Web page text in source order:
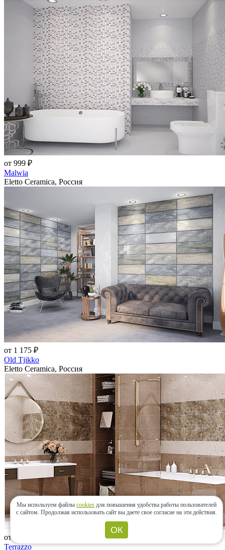
от 999 ₽
Malwia
Eletto Ceramica, Россия
от 1 175 ₽
Old Tjikko
Eletto Ceramica, Россия
от 1 538 ₽
Terrazzo
Мы используем файлы cookies для повышения удобства работы пользователей
с сайтом. Продолжая использовать сайт вы даете свое согласие на эти действия.
ОК